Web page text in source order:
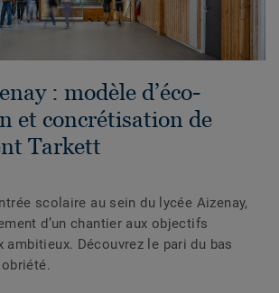
: modèle d’éco-
et concrétisation de
Tarkett
scolaire au sein du lycée Aizenay,
d’un chantier aux objectifs
ambitieux. Découvrez le pari du bas